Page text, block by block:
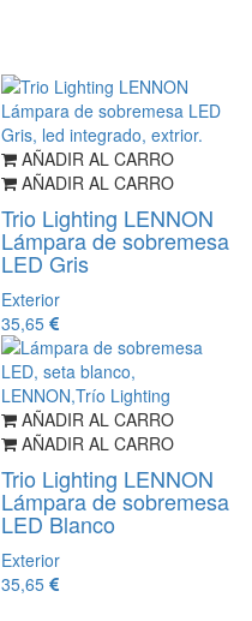
AÑADIR AL CARRO
AÑADIR AL CARRO
Trio Lighting LENNON
Lámpara de sobremesa
LED Gris
Exterior
35,65
AÑADIR AL CARRO
AÑADIR AL CARRO
Trio Lighting LENNON
Lámpara de sobremesa
LED Blanco
Exterior
35,65